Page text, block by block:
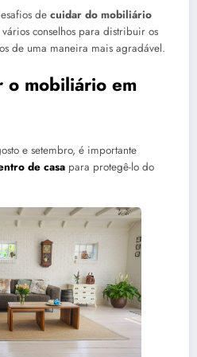
de cuidar do mobiliário
conselhos para distribuir os
de uma maneira mais agradável.
o mobiliário em
e setembro, é importante
de casa para protegê-lo do